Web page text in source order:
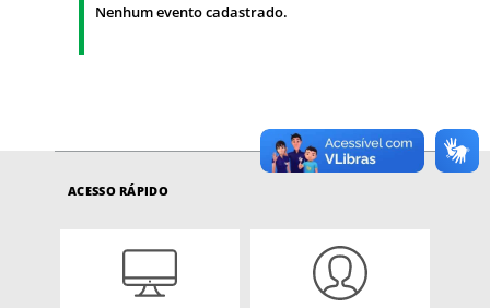
Nenhum evento cadastrado.
ACESSO RÁPIDO